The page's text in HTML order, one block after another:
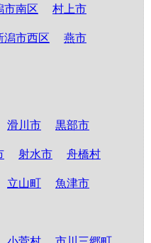
市南区 村上市
潟市西区 燕市
滑川市 黒部市
射水市 舟橋村
立山町 魚津市